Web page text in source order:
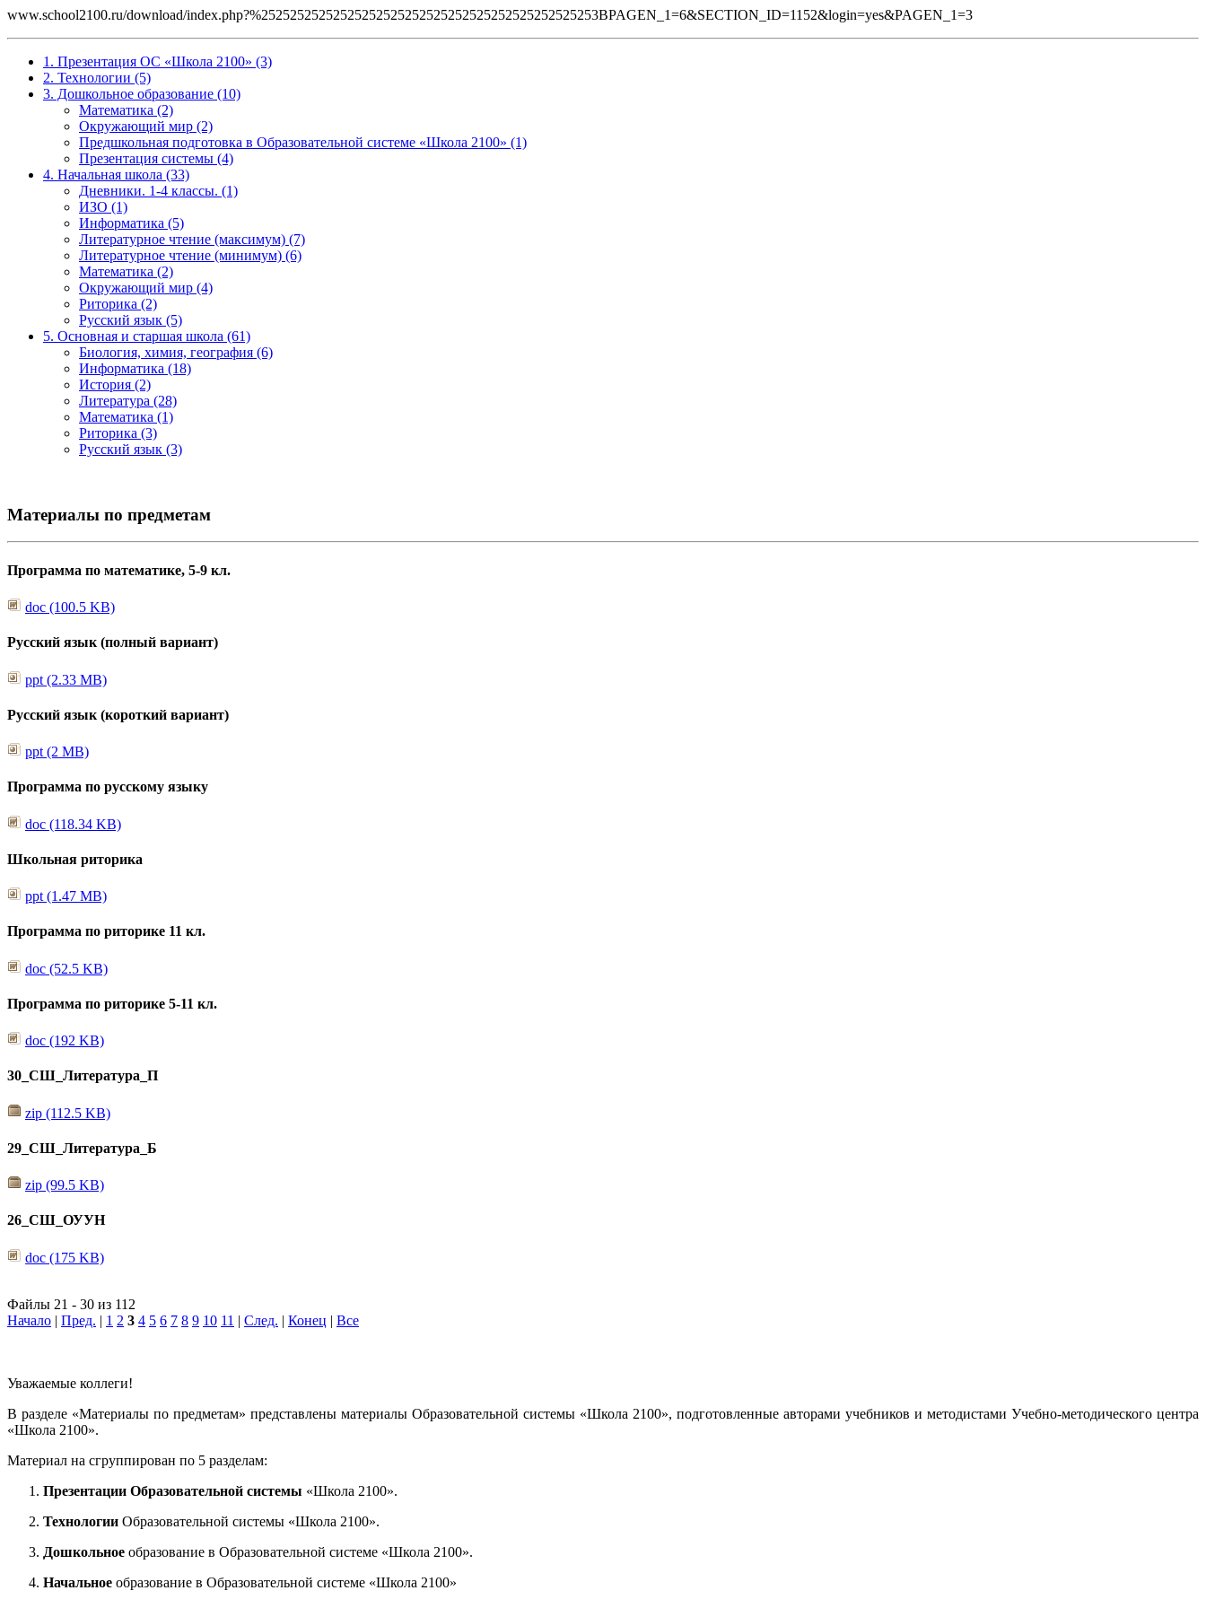
www.school2100.ru/download/index.php?%25252525252525252525252525252525252525252525253BPAGEN_1=6&SECTION_ID=1152&login=yes&PAGEN_1=3
1. Презентация ОС «Школа 2100» (3)
2. Технологии (5)
3. Дошкольное образование (10)
Математика (2)
Окружающий мир (2)
Предшкольная подготовка в Образовательной системе «Школа 2100» (1)
Презентация системы (4)
4. Начальная школа (33)
Дневники. 1-4 классы. (1)
ИЗО (1)
Информатика (5)
Литературное чтение (максимум) (7)
Литературное чтение (минимум) (6)
Математика (2)
Окружающий мир (4)
Риторика (2)
Русский язык (5)
5. Основная и старшая школа (61)
Биология, химия, география (6)
Информатика (18)
История (2)
Литература (28)
Математика (1)
Риторика (3)
Русский язык (3)
Материалы по предметам
Программа по математике, 5-9 кл.
doc (100.5 KB)
Русский язык (полный вариант)
ppt (2.33 MB)
Русский язык (короткий вариант)
ppt (2 MB)
Программа по русскому языку
doc (118.34 KB)
Школьная риторика
ppt (1.47 MB)
Программа по риторике 11 кл.
doc (52.5 KB)
Программа по риторике 5-11 кл.
doc (192 KB)
30_СШ_Литература_П
zip (112.5 KB)
29_СШ_Литература_Б
zip (99.5 KB)
26_СШ_ОУУН
doc (175 KB)
Файлы 21 - 30 из 112
Начало | Пред. | 1 2 3 4 5 6 7 8 9 10 11 | След. | Конец | Все
Уважаемые коллеги!
В разделе «Материалы по предметам» представлены материалы Образовательной системы «Школа 2100», подготовленные авторами учебников и методистами Учебно-методического центра
«Школа 2100».
Материал на сгруппирован по 5 разделам:
Презентации Образовательной системы «Школа 2100».
Технологии Образовательной системы «Школа 2100».
Дошкольное образование в Образовательной системе «Школа 2100».
Начальное образование в Образовательной системе «Школа 2100»